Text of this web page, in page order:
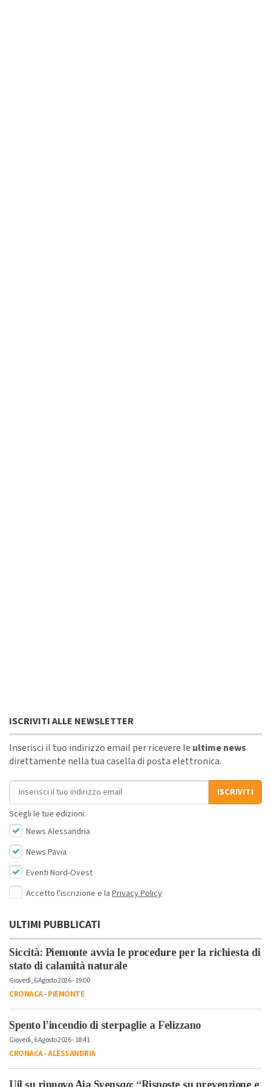
ISCRIVITI ALLE NEWSLETTER
Inserisci il tuo indirizzo email per ricevere le ultime news
direttamente nella tua casella di posta elettronica.
Indirizzo email
ISCRIVITI
Scegli le tue edizioni:
News Alessandria
News Pavia
Eventi Nord-Ovest
Accetto l'iscrizione e la Privacy Policy
ULTIMI PUBBLICATI
Siccità: Piemonte avvia le procedure per la richiesta di
stato di calamità naturale
Giovedì, 6 Agosto 2026 - 19:00
CRONACA-PIEMONTE
Spento l’incendio di sterpaglie a Felizzano
Giovedì, 6 Agosto 2026 - 18:41
CRONACA-ALESSANDRIA
Uil su rinnovo Aia Syensqo: “Risposte su prevenzione e